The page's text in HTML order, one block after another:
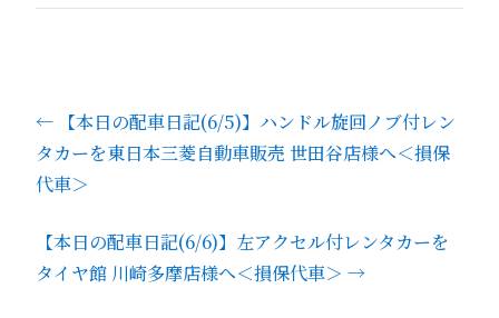
← 【本日の配車日記(6/5)】ハンドル旋回ノブ付レン
タカーを東日本三菱自動車販売 世田谷店様へ＜損保
代車＞
【本日の配車日記(6/6)】左アクセル付レンタカーを
タイヤ館 川崎多摩店様へ＜損保代車＞ →